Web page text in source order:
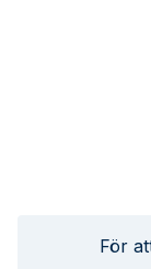
För